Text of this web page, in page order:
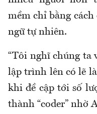
mềm chỉ bằng
ngữ tự nhiên.
“Tôi nghĩ chúng ta
lập trình lên có lẽ
khi đề cập tới số
thành “coder” nhờ